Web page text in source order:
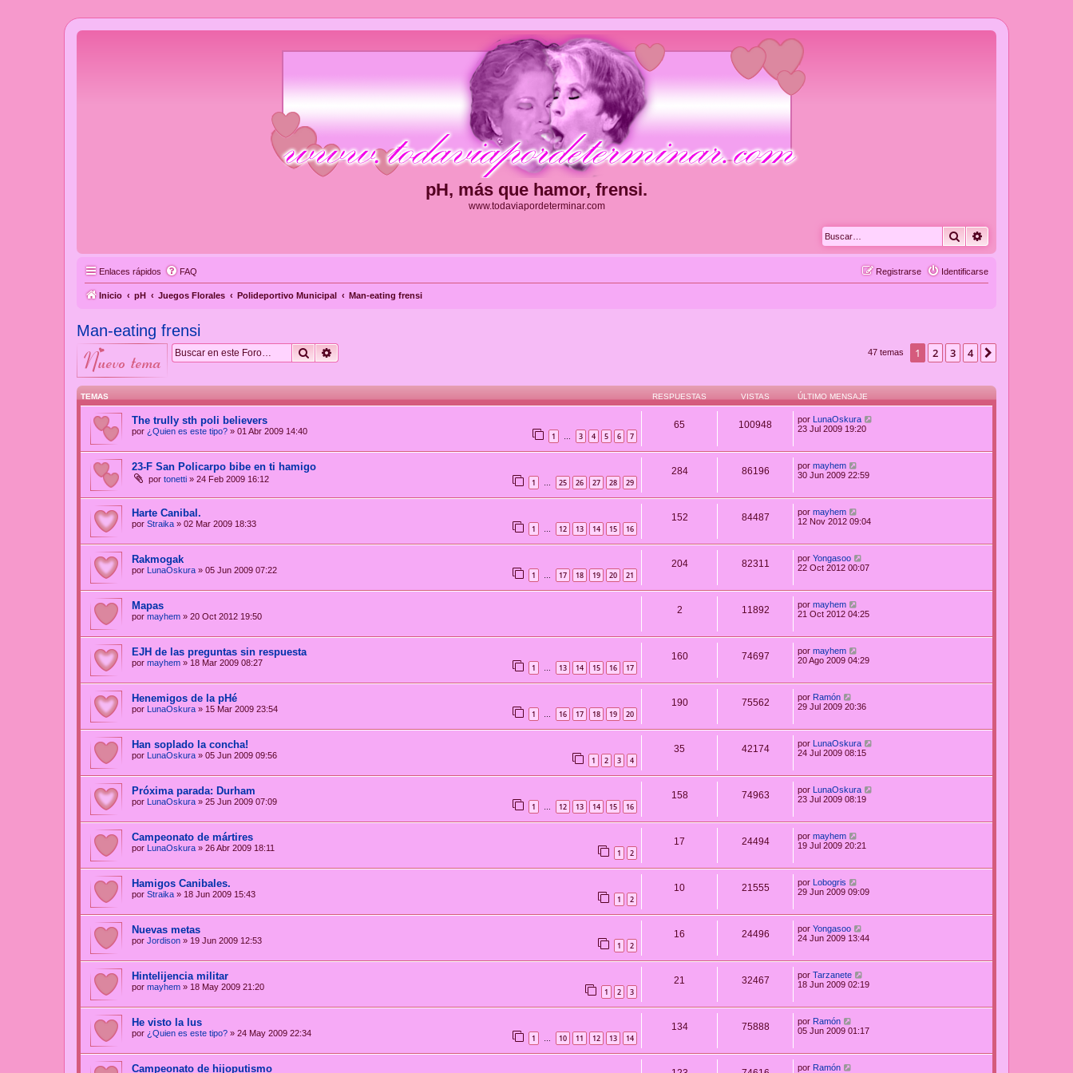
pH, más que hamor, frensi.
www.todaviapordeterminar.com
Buscar
Enlaces rápidos FAQ Identificarse
Registrarse
Inicio pH Juegos Florales Polideportivo Municipal Man-eating frensi
Man-eating frensi
nuevo tema Buscar 47 temas 1 2 3 4
TEMAS RESPUESTAS VISTAS ÚLTIMO MENSAJE
The trully sth poli believers
por ¿Quien es este tipo? » 01 Abr 2009 14:40 1 … 3 4 5 6 7
65 100948 por LunaOskura
23 Jul 2009 19:20
23-F San Policarpo bibe en ti hamigo
por tonetti » 24 Feb 2009 16:12 1 … 25 26 27 28 29
284 86196 por mayhem
30 Jun 2009 22:59
Harte Canibal.
por Straika » 02 Mar 2009 18:33 1 … 12 13 14 15 16
152 84487 por mayhem
12 Nov 2012 09:04
Rakmogak
por LunaOskura » 05 Jun 2009 07:22 1 … 17 18 19 20 21
204 82311 por Yongasoo
22 Oct 2012 00:07
Mapas
por mayhem » 20 Oct 2012 19:50
2 11892 por mayhem
21 Oct 2012 04:25
EJH de las preguntas sin respuesta
por mayhem » 18 Mar 2009 08:27 1 … 13 14 15 16 17
160 74697 por mayhem
20 Ago 2009 04:29
Henemigos de la pHé
por LunaOskura » 15 Mar 2009 23:54 1 … 16 17 18 19 20
190 75562 por Ramón
29 Jul 2009 20:36
Han soplado la concha!
por LunaOskura » 05 Jun 2009 09:56 1 2 3 4
35 42174 por LunaOskura
24 Jul 2009 08:15
Próxima parada: Durham
por LunaOskura » 25 Jun 2009 07:09 1 … 12 13 14 15 16
158 74963 por LunaOskura
23 Jul 2009 08:19
Campeonato de mártires
por LunaOskura » 26 Abr 2009 18:11 1 2
17 24494 por mayhem
19 Jul 2009 20:21
Hamigos Canibales.
por Straika » 18 Jun 2009 15:43 1 2
10 21555 por Lobogris
29 Jun 2009 09:09
Nuevas metas
por Jordison » 19 Jun 2009 12:53 1 2
16 24496 por Yongasoo
24 Jun 2009 13:44
Hintelijencia militar
por mayhem » 18 May 2009 21:20 1 2 3
21 32467 por Tarzanete
18 Jun 2009 02:19
He visto la lus
por ¿Quien es este tipo? » 24 May 2009 22:34 1 … 10 11 12 13 14
134 75888 por Ramón
05 Jun 2009 01:17
Campeonato de hijoputismo por Ramón